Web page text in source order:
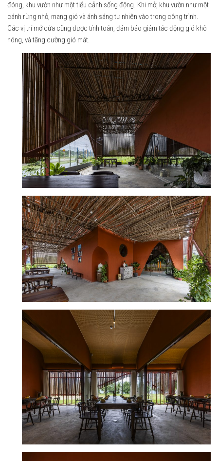
đóng, khu vườn như một tiểu cảnh sống động. Khi mở, khu vườn như một
cánh rừng nhỏ, mang gió và ánh sáng tự nhiên vào trong công trình.
Các vị trí mở cửa cũng được tính toán, đảm bảo giảm tác động gió khô
nóng, và tăng cường gió mát.